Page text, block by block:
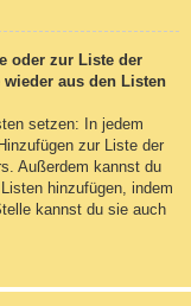
oder zur Liste der
aus den Listen
setzen: In jedem
zur Liste der
Außerdem kannst du
hinzufügen, indem
kannst du sie auch